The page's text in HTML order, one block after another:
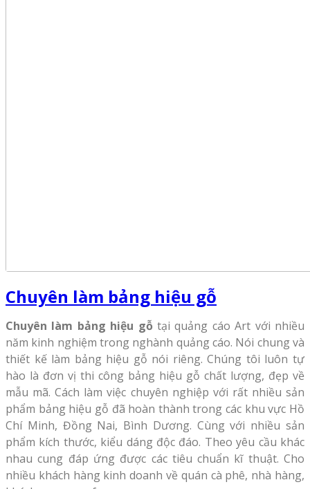
Chuyên làm bảng hiệu gỗ
Chuyên làm bảng hiệu gỗ tại quảng cáo Art với nhiều
năm kinh nghiệm trong nghành quảng cáo. Nói chung và
thiết kế làm bảng hiệu gỗ nói riêng. Chúng tôi luôn tự
hào là đơn vị thi công bảng hiệu gỗ chất lượng, đẹp về
mẫu mã. Cách làm việc chuyên nghiệp với rất nhiều sản
phẩm bảng hiệu gỗ đã hoàn thành trong các khu vực Hồ
Chí Minh, Đồng Nai, Bình Dương. Cùng với nhiều sản
phẩm kích thước, kiểu dáng độc đáo. Theo yêu cầu khác
nhau cung đáp ứng được các tiêu chuẩn kĩ thuật. Cho
nhiều khách hàng kinh doanh về quán cà phê, nhà hàng,